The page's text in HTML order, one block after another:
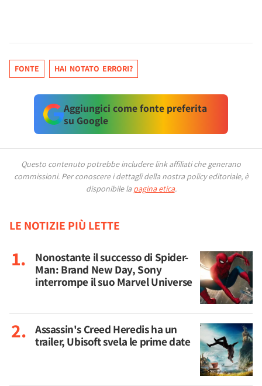
FONTE HAI NOTATO ERRORI?
Aggiungici come fonte preferita
su Google
Questo contenuto potrebbe includere link affiliati che generano
commissioni. Per conoscere i dettagli della nostra policy editoriale, è
disponibile la pagina etica.
LE NOTIZIE PIÙ LETTE
Nonostante il successo di Spider-
Man: Brand New Day, Sony
interrompe il suo Marvel Universe
Assassin's Creed Heredis ha un
trailer, Ubisoft svela le prime date